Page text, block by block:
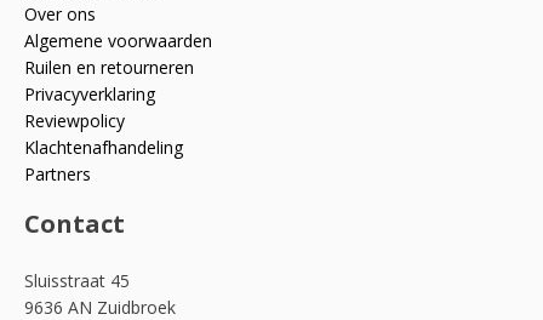
Over ons
Algemene voorwaarden
Ruilen en retourneren
Privacyverklaring
Reviewpolicy
Klachtenafhandeling
Partners
Contact
Sluisstraat 45
9636 AN Zuidbroek